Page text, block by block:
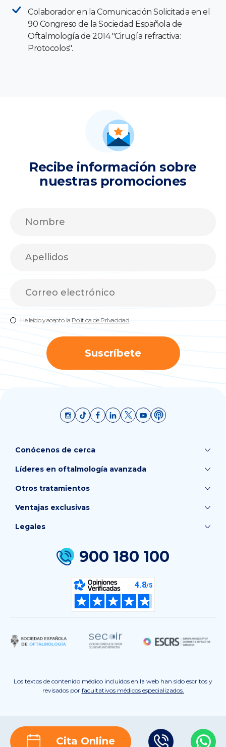
Colaborador en la Comunicación Solicitada en el
90 Congreso de la Sociedad Española de
Oftalmología de 2014 "Cirugía refractiva:
Protocolos".
Recibe información sobre
nuestras promociones
He leído y acepto la Política de Privacidad
Suscríbete
Conócenos de cerca
Líderes en oftalmología avanzada
Otros tratamientos
Ventajas exclusivas
900 180 100
Legales
Los textos de contenido médico incluidos en la web han sido escritos y
revisados por facultativos médicos especializados.
Cita Online